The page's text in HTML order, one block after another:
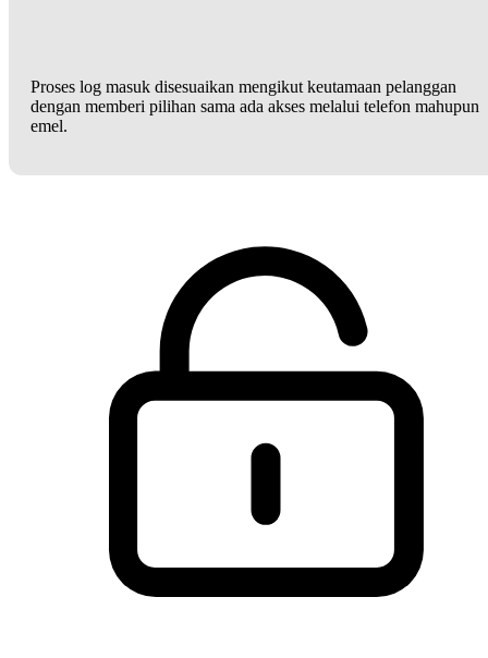
Proses log masuk disesuaikan mengikut keutamaan pelanggan
dengan memberi pilihan sama ada akses melalui telefon mahupun
emel.